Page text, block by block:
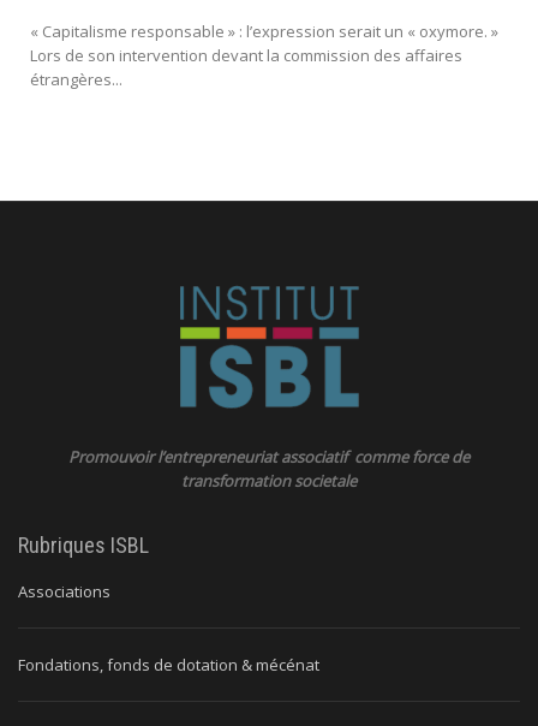
« Capitalisme responsable » : l’expression serait un « oxymore. »
Lors de son intervention devant la commission des affaires
étrangères...
Promouvoir l’entrepreneuriat associatif comme force de
transformation societale
Rubriques ISBL
Associations
Fondations, fonds de dotation & mécénat